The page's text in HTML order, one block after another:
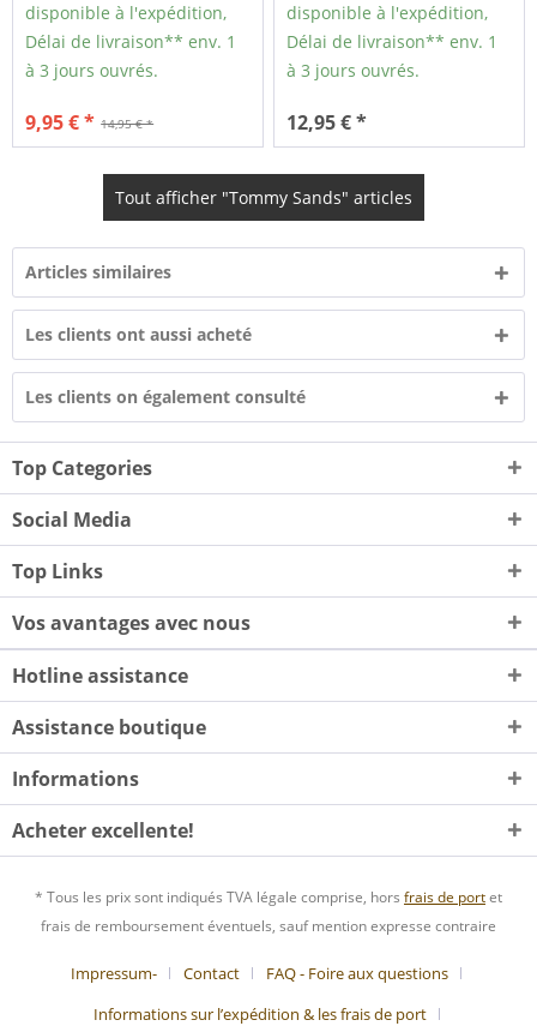
disponible à l'expédition,
Délai de livraison** env. 1
à 3 jours ouvrés.
14,95 € *
9,95 € *
disponible à l'expédition,
Délai de livraison** env. 1
à 3 jours ouvrés.
12,95 € *
Tout afficher "Tommy Sands" articles
Articles similaires
Les clients ont aussi acheté
Les clients on également consulté
Top Categories
Social Media
Top Links
Vos avantages avec nous
Hotline assistance
Assistance boutique
Informations
Acheter excellente!
* Tous les prix sont indiqués TVA légale comprise, hors frais de portet
frais de remboursement éventuels, sauf mention expresse contraire
Impressum- Contact
FAQ - Foire aux questions
Informations sur l’expédition & les frais de port